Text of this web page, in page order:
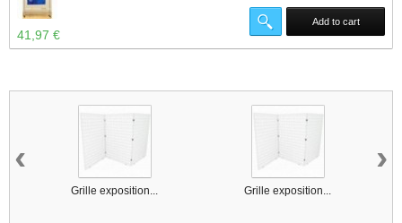
41,97 €
Add to cart
Grille exposition... Grille exposition...
‹ ›